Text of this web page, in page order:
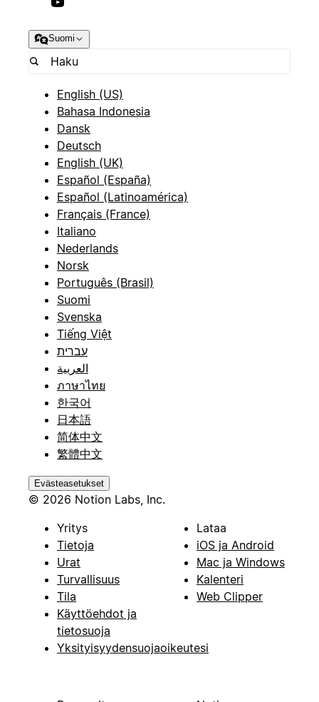
Suomi
English (US)
Bahasa Indonesia
Dansk
Deutsch
English (UK)
Español (España)
Español (Latinoamérica)
Français (France)
Italiano
Nederlands
Norsk
Português (Brasil)
Suomi
Svenska
Tiếng Việt
עברית
العربية
ภาษาไทย
한국어
日本語
简体中文
繁體中文
Evästeasetukset
© 2026 Notion Labs, Inc.
Yritys
Tietoja
Urat
Turvallisuus
Tila
Käyttöehdot ja
tietosuoja
Yksityisyydensuojaoikeutesi
Lataa
iOS ja Android
Mac ja Windows
Kalenteri
Web Clipper